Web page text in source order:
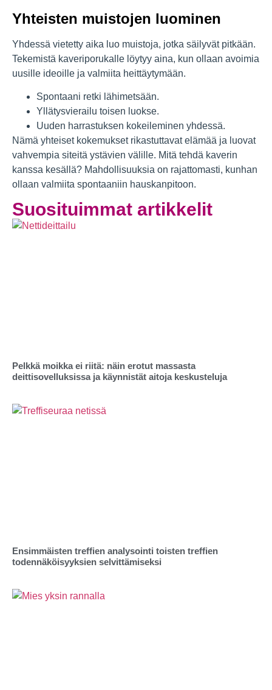
Yhteisten muistojen luominen
Yhdessä vietetty aika luo muistoja, jotka säilyvät pitkään.
Tekemistä kaveriporukalle löytyy aina, kun ollaan avoimia
uusille ideoille ja valmiita heittäytymään.
Spontaani retki lähimetsään.
Yllätysvierailu toisen luokse.
Uuden harrastuksen kokeileminen yhdessä.
Nämä yhteiset kokemukset rikastuttavat elämää ja luovat
vahvempia siteitä ystävien välille. Mitä tehdä kaverin
kanssa kesällä? Mahdollisuuksia on rajattomasti, kunhan
ollaan valmiita spontaaniin hauskanpitoon.
Suosituimmat artikkelit
Pelkkä moikka ei riitä: näin erotut massasta
deittisovelluksissa ja käynnistät aitoja keskusteluja
Ensimmäisten treffien analysointi toisten treffien
todennäköisyyksien selvittämiseksi